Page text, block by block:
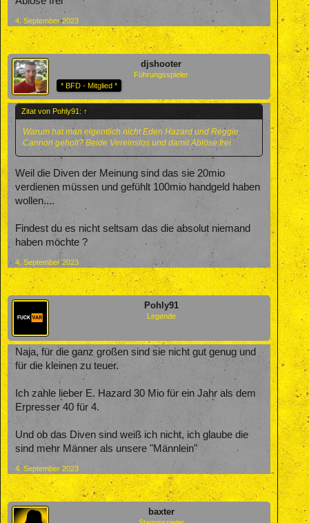
4. September 2023
djshooter
Führungsspieler
* BFD - Mitglied *
Zitat von Pohly91: ↑
Warum hat man eigentlich nicht Eden Hazard und Reggie
Cannon geholt? Beide Vereinslos und damit Ablöse frei
Weil die Diven der Meinung sind das sie 20mio
verdienen müssen und gefühlt 100mio handgeld haben
wollen....
Findest du es nicht seltsam das die absolut niemand
haben möchte ?
4. September 2023
Pohly91
Legende
Naja, für die ganz großen sind sie nicht gut genug und
für die kleinen zu teuer.
Ich zahle lieber E. Hazard 30 Mio für ein Jahr als dem
Erpresser 40 für 4.
Und ob das Diven sind weiß ich nicht, ich glaube die
sind mehr Männer als unsere "Männlein"
4. September 2023
baxter